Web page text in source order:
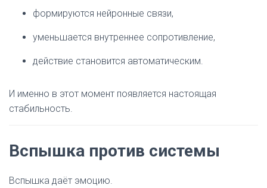
формируются нейронные связи,
уменьшается внутреннее сопротивление,
действие становится автоматическим.
И именно в этот момент появляется настоящая
стабильность.
Вспышка против системы
Вспышка даёт эмоцию.